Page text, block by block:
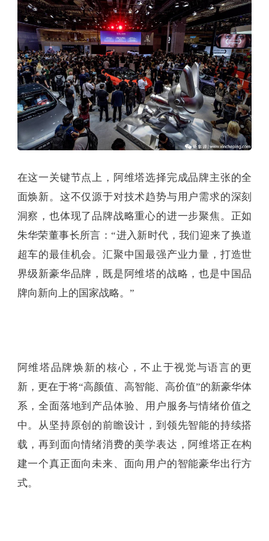
在这一关键节点上，阿维塔选择完成品牌主张的全
面焕新。这不仅源于对技术趋势与用户需求的深刻
洞察，也体现了品牌战略重心的进一步聚焦。正如
朱华荣董事长所言：“进入新时代，我们迎来了换道
超车的最佳机会。汇聚中国最强产业力量，打造世
界级新豪华品牌，既是阿维塔的战略，也是中国品
牌向新向上的国家战略。”
阿维塔品牌焕新的核心，不止于视觉与语言的更
新，更在于将“高颜值、高智能、高价值”的新豪华体
系，全面落地到产品体验、用户服务与情绪价值之
中。从坚持原创的前瞻设计，到领先智能的持续搭
载，再到面向情绪消费的美学表达，阿维塔正在构
建一个真正面向未来、面向用户的智能豪华出行方
式。